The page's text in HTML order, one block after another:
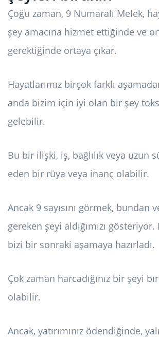
Çoğu zaman, 9 Numaralı Melek,
şey amacına hizmet ettiğinde ve
gerektiğinde ortaya çıkar.
Hayatlarımız birçok farklı
anda bizim için iyi olan bir şey
gelebilir.
Bu bir ilişki, iş, bağlılık veya uzun
eden bir rüya veya inanç olabilir.
Ancak 9 sayısını görmek, bundan
gereken şeyi aldığımızı
bizi bir sonraki aşamaya hazırladı.
Çok zaman harcadığınız bir şeyi
olabilir.
Ancak, yatırımınız ödendiğinde,